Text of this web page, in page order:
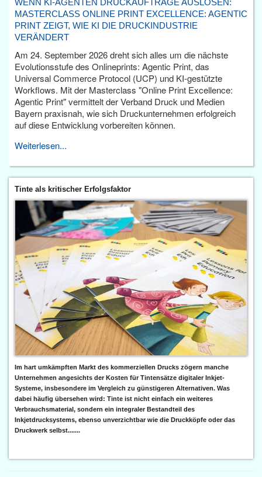
WENN KI-AGENTEN DRUCKAUFTRÄGE AUSLÖSEN:
MASTERCLASS ONLINE PRINT EXCELLENCE: AGENTIC
PRINT ZEIGT, WIE KI DIE DRUCKINDUSTRIE
VERÄNDERT
Am 24. September 2026 dreht sich alles um die nächste
Evolutionsstufe des Onlineprints: Agentic Print, das
Universal Commerce Protocol (UCP) und KI-gestützte
Workflows. Mit der Masterclass "Online Print Excellence:
Agentic Print" vermittelt der Verband Druck und Medien
Bayern praxisnah, wie sich Druckunternehmen erfolgreich
auf diese Entwicklung vorbereiten können.
Weiterlesen...
Tinte als kritischer Erfolgsfaktor
Im hart umkämpften Markt des kommerziellen Drucks zögern manche
Unternehmen angesichts der Kosten für Tintensätze digitaler Inkjet-
Systeme, insbesondere im Vergleich zu günstigeren Alternativen. Was
dabei häufig übersehen wird: Tinte ist nicht einfach ein weiteres
Verbrauchsmaterial, sondern ein integraler Bestandteil des
Inkjetdrucksystems, ebenso unverzichtbar wie die Druckköpfe oder das
Druckwerk selbst.......